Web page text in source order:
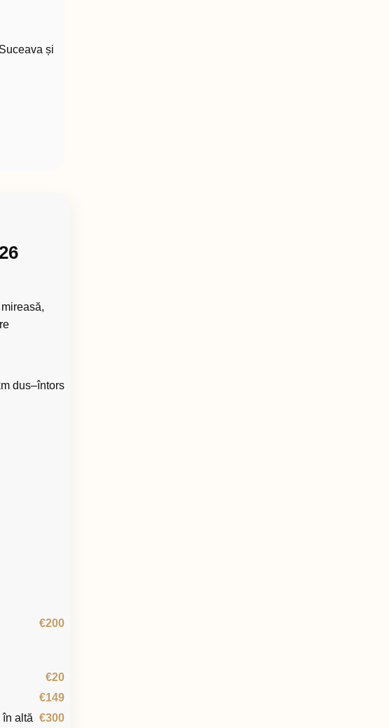
și
dus–întors
€200
€20
€149
altă €300